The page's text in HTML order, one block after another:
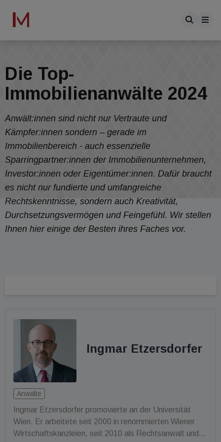
Die Top-
Immobilienanwälte 2024
Anwält:innen sind nicht nur Vertraute und
Kämpfer:innen sondern – gerade im
Immobilienbereich - auch essenzielle
Sparringpartner:innen der Immobilienunternehmen,
Investor:innen oder Eigentümer:innen. Dafür braucht
es nicht nur fundierte und umfangreiche
Rechtskenntnisse, sondern auch Kreativität,
Durchsetzungsvermögen und Feingefühl. Wir stellen
Ihnen hier einige der Besten ihres Faches vor.
Ingmar Etzersdorfer
Anwälte
Ingmar Etzersdorfer promovierte an der Universität
Wien. Er arbeitete seit 2000 in renommierten Wiener
Wirtschaftskanzleien, seit 2010 als Rechtsanwalt und